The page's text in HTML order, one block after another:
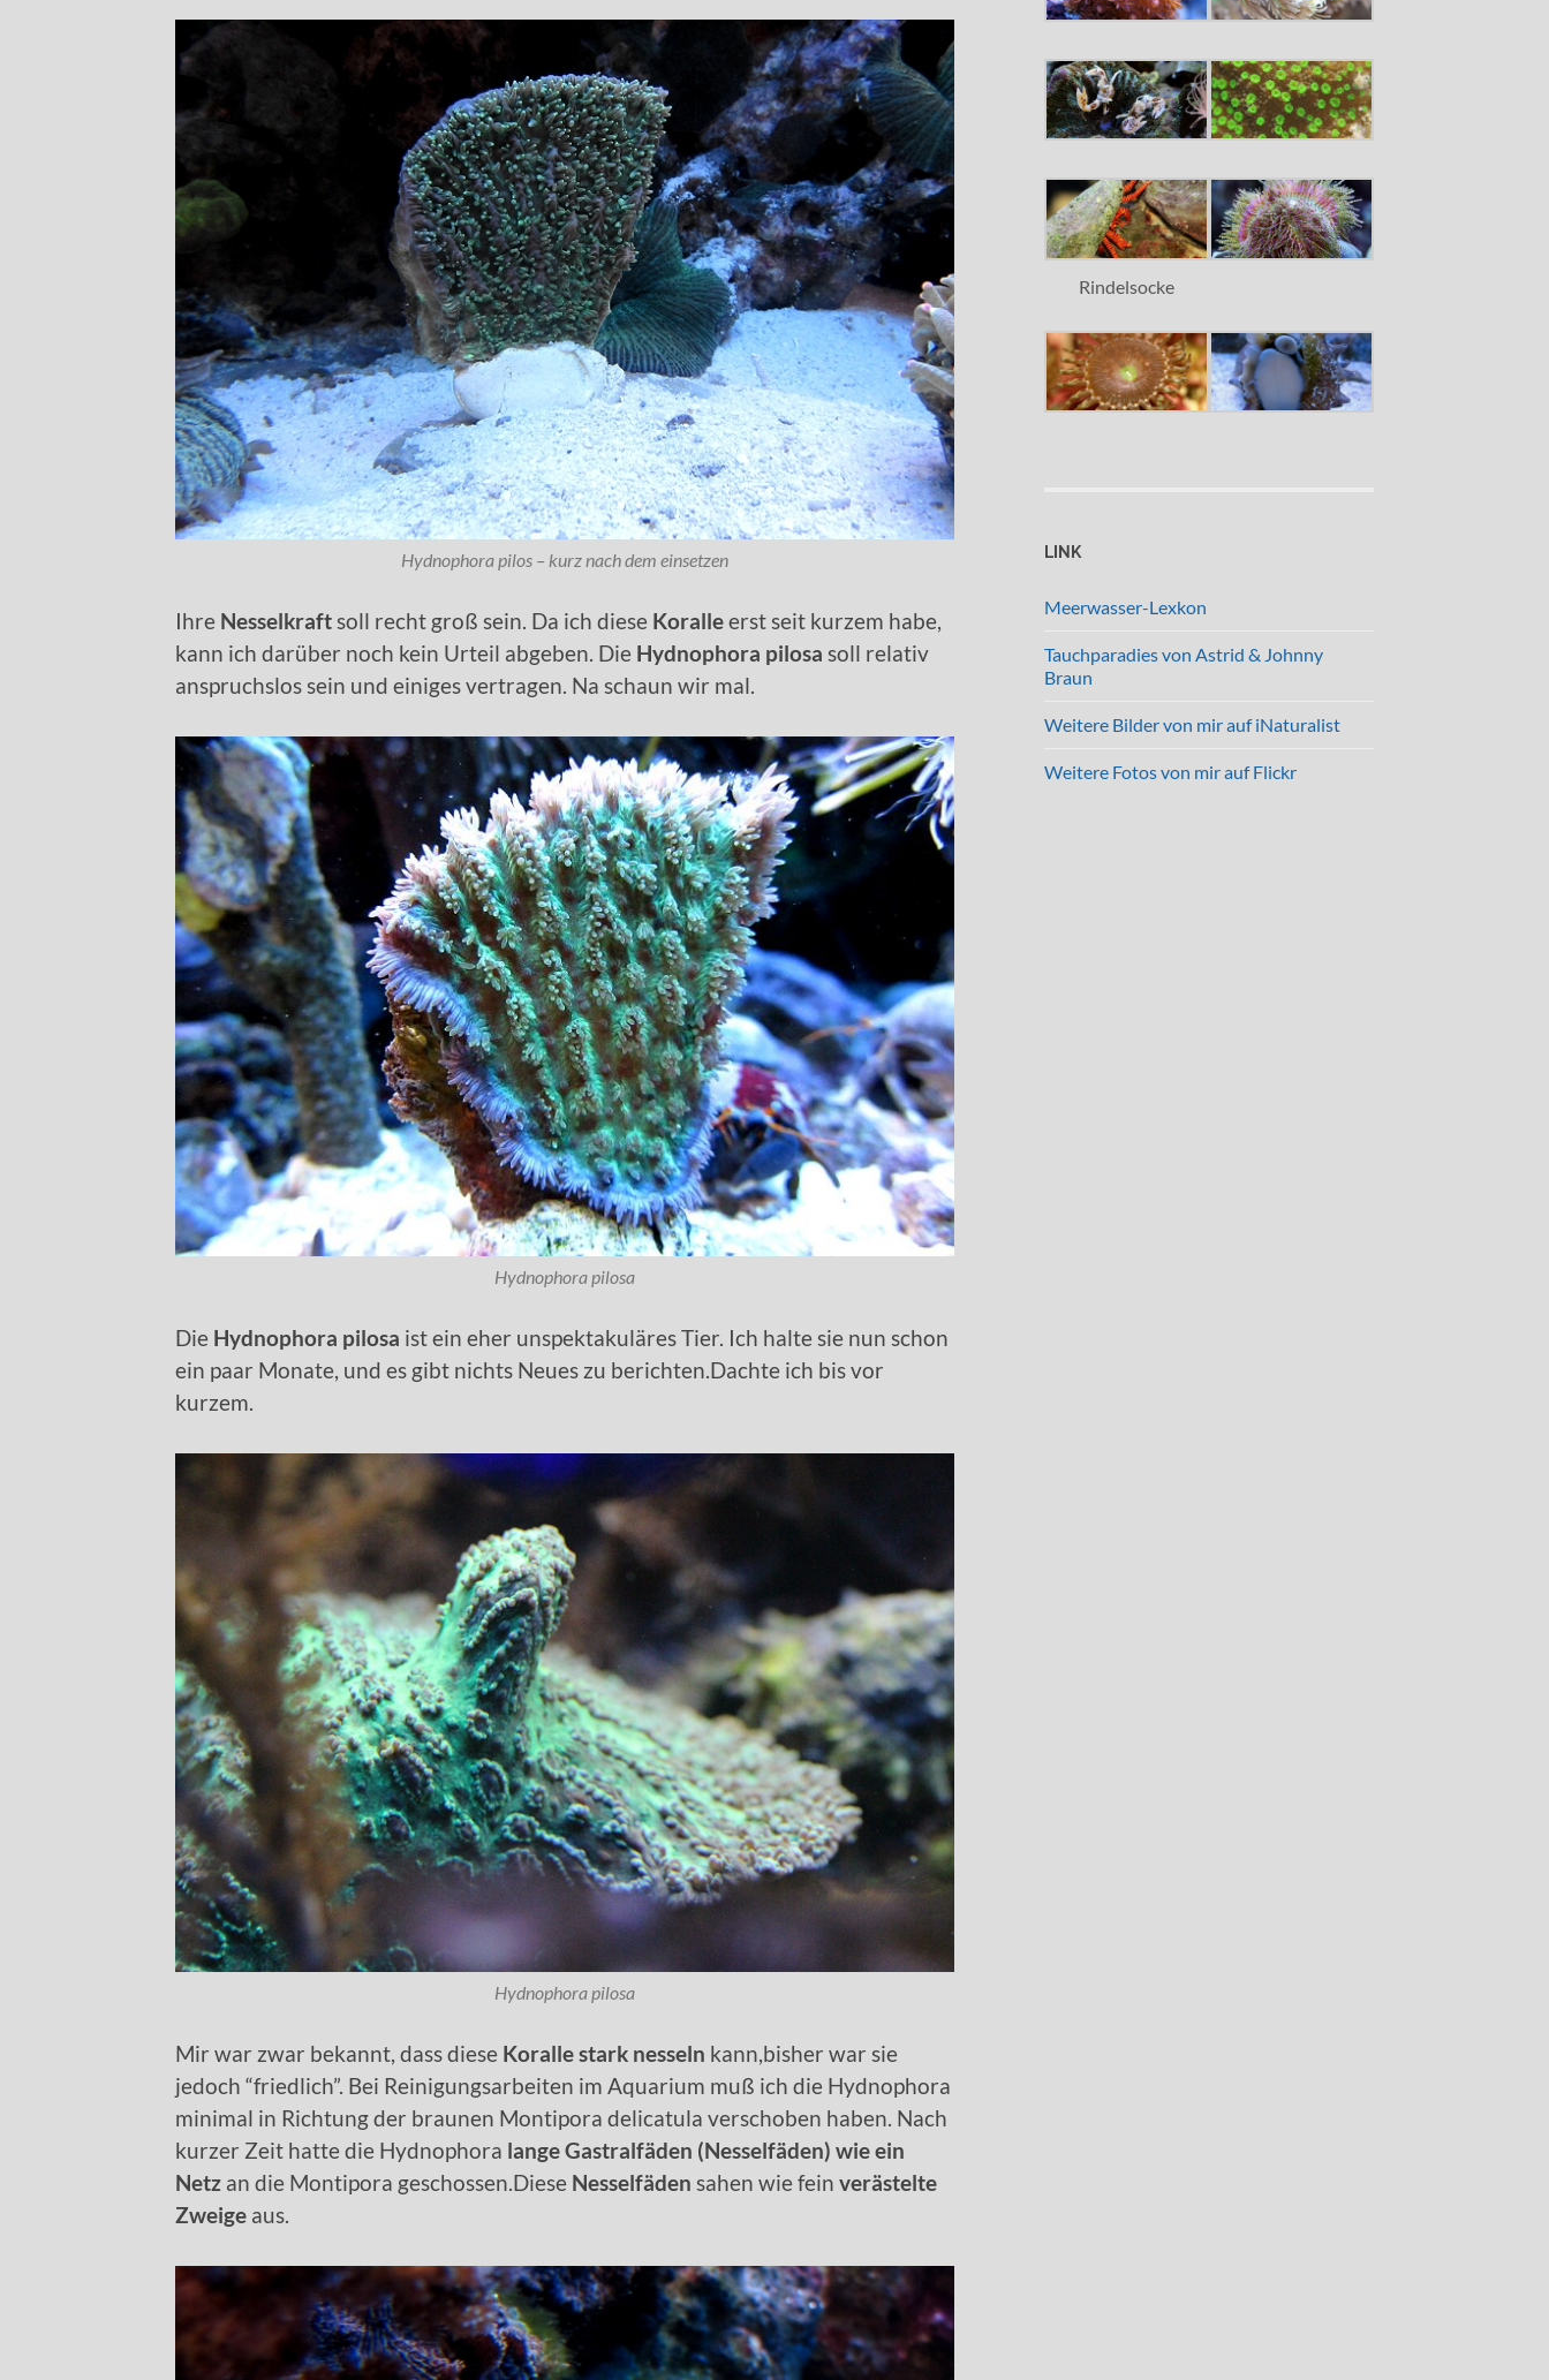
Hydnophora pilos – kurz nach dem einsetzen
Ihre Nesselkraftsoll recht groß sein. Da ich diese Koralleerst seit kurzem habe,
kann ich darüber noch kein Urteil abgeben. Die Hydnophora pilosa soll relativ
anspruchslos sein und einiges vertragen. Na schaun wir mal.
Hydnophora pilosa
Die Hydnophora pilosa ist ein eher unspektakuläres Tier. Ich halte sie nun schon
ein paar Monate, und es gibt nichts Neues zu berichten.Dachte ich bis vor
kurzem.
Hydnophora pilosa
Mir war zwar bekannt, dass diese Koralle stark nesseln kann,bisher war sie
jedoch “friedlich”. Bei Reinigungsarbeiten im Aquarium muß ich die Hydnophora
minimal in Richtung der braunen Montipora delicatula verschoben haben. Nach
kurzer Zeit hatte die Hydnophora lange Gastralfäden (Nesselfäden) wie ein
Netz an die Montipora geschossen.Diese Nesselfäden sahen wie fein verästelte
Zweige aus.
Rindelsocke
LINK
Meerwasser-Lexkon
Tauchparadies von Astrid & Johnny
Braun
Weitere Bilder von mir auf iNaturalist
Weitere Fotos von mir auf Flickr